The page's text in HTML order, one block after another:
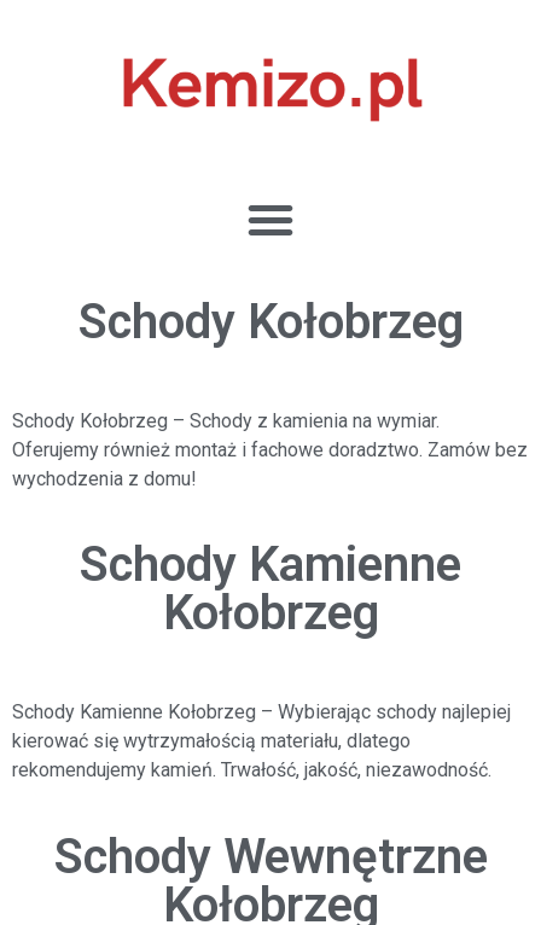
Schody Kołobrzeg
Schody Kołobrzeg – Schody z kamienia na wymiar.
Oferujemy również montaż i fachowe doradztwo. Zamów bez
wychodzenia z domu!
Schody Kamienne
Kołobrzeg
Schody Kamienne Kołobrzeg – Wybierając schody najlepiej
kierować się wytrzymałością materiału, dlatego
rekomendujemy kamień. Trwałość, jakość, niezawodność.
Schody Wewnętrzne
Kołobrzeg